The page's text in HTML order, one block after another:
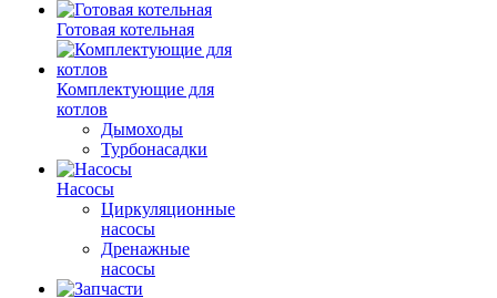
Готовая котельная
Комплектующие для
котлов
Дымоходы
Турбонасадки
Насосы
Циркуляционные
насосы
Дренажные
насосы